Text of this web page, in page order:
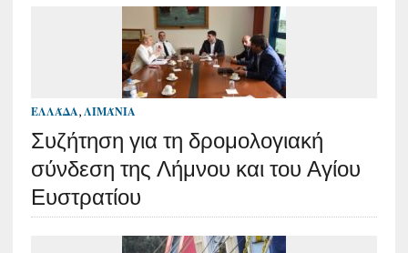
ΕΛΛΆΔΑ, ΛΙΜΆΝΙΑ
Συζήτηση για τη δρομολογιακή
σύνδεση της Λήμνου και του Αγίου
Ευστρατίου